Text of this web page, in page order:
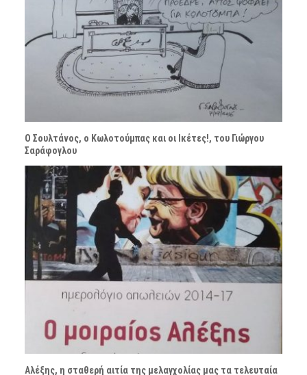
Ο Σουλτάνος, ο Κωλοτούμπας και οι Ικέτες!, του Γιώργου
Σαράφογλου
Αλέξης, η σταθερή αιτία της μελαγχολίας μας τα τελευταία